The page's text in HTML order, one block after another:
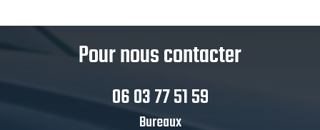
Pour nous contacter
06 03 77 51 59
Bureaux